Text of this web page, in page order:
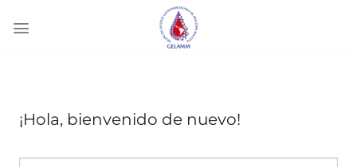
¡Hola, bienvenido de nuevo!